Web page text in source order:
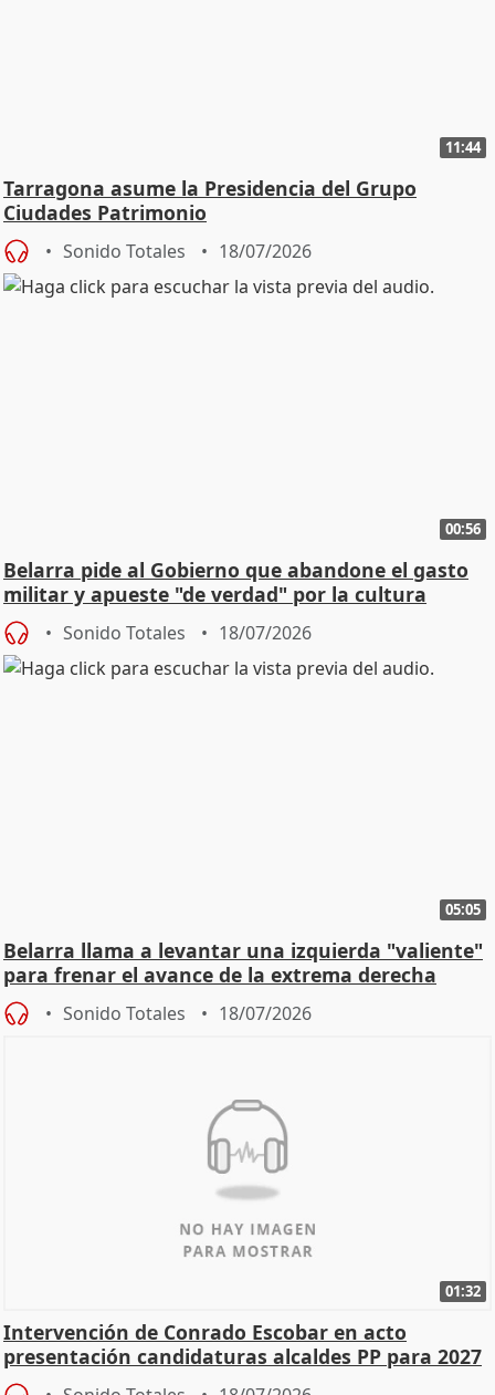
11:44
Tarragona asume la Presidencia del Grupo
Ciudades Patrimonio
Sonido Totales 18/07/2026
00:56
Belarra pide al Gobierno que abandone el gasto
militar y apueste "de verdad" por la cultura
Sonido Totales 18/07/2026
05:05
Belarra llama a levantar una izquierda "valiente"
para frenar el avance de la extrema derecha
Sonido Totales 18/07/2026
01:32
Intervención de Conrado Escobar en acto
presentación candidaturas alcaldes PP para 2027